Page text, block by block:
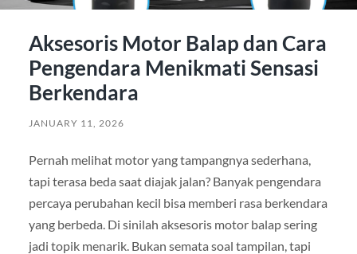
Aksesoris Motor Balap dan Cara
Pengendara Menikmati Sensasi
Berkendara
JANUARY 11, 2026
Pernah melihat motor yang tampangnya sederhana,
tapi terasa beda saat diajak jalan? Banyak pengendara
percaya perubahan kecil bisa memberi rasa berkendara
yang berbeda. Di sinilah aksesoris motor balap sering
jadi topik menarik. Bukan semata soal tampilan, tapi